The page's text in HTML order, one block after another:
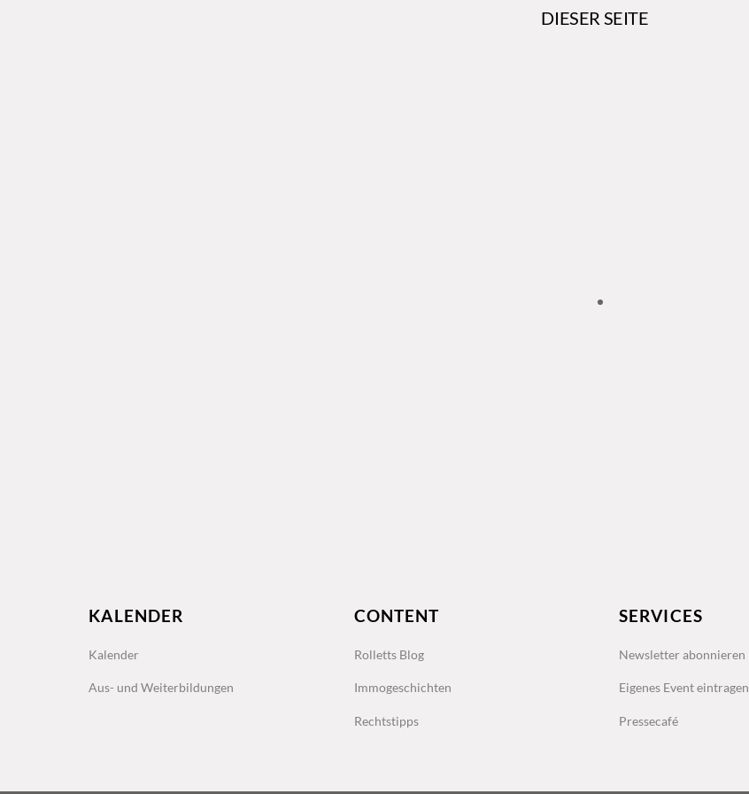
DIESER SEITE
KALENDER
Kalender
Aus- und Weiterbildungen
CONTENT
Rolletts Blog
Immogeschichten
Rechtstipps
SERVICES
Newsletter abonnieren
Eigenes Event eintragen
Pressecafé